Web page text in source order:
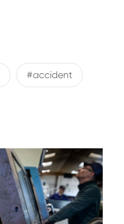
#accident